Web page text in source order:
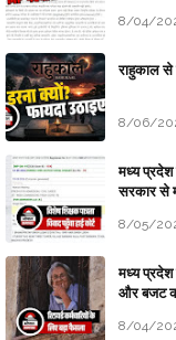
8/04/
राहुकाल से
8/06/
मध्य प्रदेश
सरकार से
8/05/
मध्य प्रदेश
और बजट
8/04/